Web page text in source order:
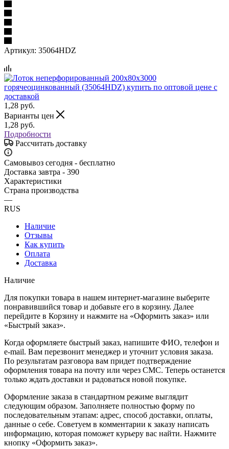
Артикул: 35064HDZ
1,28 руб.
Варианты цен
1,28 руб.
Подробности
Рассчитать доставку
Самовывоз сегодня - бесплатно
Доставка завтра - 390
Характеристики
Страна производства
—
RUS
Наличие
Отзывы
Как купить
Оплата
Доставка
Наличие
Для покупки товара в нашем интернет-магазине выберите
понравившийся товар и добавьте его в корзину. Далее
перейдите в Корзину и нажмите на «Оформить заказ» или
«Быстрый заказ».
Когда оформляете быстрый заказ, напишите ФИО, телефон и
e-mail. Вам перезвонит менеджер и уточнит условия заказа.
По результатам разговора вам придет подтверждение
оформления товара на почту или через СМС. Теперь останется
только ждать доставки и радоваться новой покупке.
Оформление заказа в стандартном режиме выглядит
следующим образом. Заполняете полностью форму по
последовательным этапам: адрес, способ доставки, оплаты,
данные о себе. Советуем в комментарии к заказу написать
информацию, которая поможет курьеру вас найти. Нажмите
кнопку «Оформить заказ».